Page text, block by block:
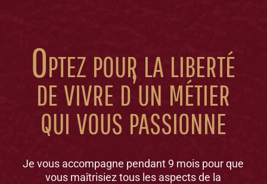
Optez pour la liberté
de vivre d’un métier
qui vous passionne
Je vous accompagne pendant 9 mois pour que
vous maîtrisiez tous les aspects de la